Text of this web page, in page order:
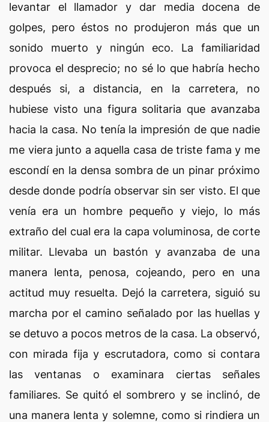
levantar el llamador y dar media docena de
golpes, pero éstos no produjeron más que un
sonido muerto y ningún eco. La familiaridad
provoca el desprecio; no sé lo que habría hecho
después si, a distancia, en la carretera, no
hubiese visto una figura solitaria que avanzaba
hacia la casa. No tenía la impresión de que nadie
me viera junto a aquella casa de triste fama y me
escondí en la densa sombra de un pinar próximo
desde donde podría observar sin ser visto. El que
venía era un hombre pequeño y viejo, lo más
extraño del cual era la capa voluminosa, de corte
militar. Llevaba un bastón y avanzaba de una
manera lenta, penosa, cojeando, pero en una
actitud muy resuelta. Dejó la carretera, siguió su
marcha por el camino señalado por las huellas y
se detuvo a pocos metros de la casa. La observó,
con mirada fija y escrutadora, como si contara
las ventanas o examinara ciertas señales
familiares. Se quitó el sombrero y se inclinó, de
una manera lenta y solemne, como si rindiera un